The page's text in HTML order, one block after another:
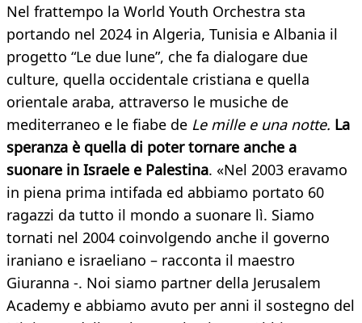
Nel frattempo la World Youth Orchestra sta
portando nel 2024 in Algeria, Tunisia e Albania il
progetto “Le due lune”, che fa dialogare due
culture, quella occidentale cristiana e quella
orientale araba, attraverso le musiche de
mediterraneo e le fiabe de Le mille e una notte. La
speranza è quella di poter tornare anche a
suonare in Israele e Palestina. «Nel 2003 eravamo
in piena prima intifada ed abbiamo portato 60
ragazzi da tutto il mondo a suonare lì. Siamo
tornati nel 2004 coinvolgendo anche il governo
iraniano e israeliano – racconta il maestro
Giuranna -. Noi siamo partner della Jerusalem
Academy e abbiamo avuto per anni il sostegno del